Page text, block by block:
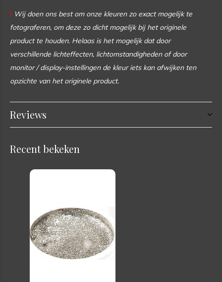
! Wij doen ons best om onze kleuren zo exact mogelijk te
fotograferen, om deze zo dicht mogelijk bij het originele
product te houden. Helaas is het mogelijk dat door
verschillende lichteffecten, lichtomstandigheden of door
monitor / display-instellingen de kleur iets kan afwijken ten
opzichte van het originele product.
Reviews
Recent bekeken